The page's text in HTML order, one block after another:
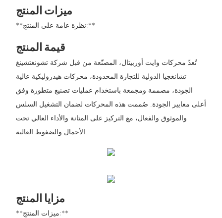
ميزات المنتج
**نظرة عامة على المنتج:**
قيمة المنتج
تُعدّ محركات وايت أوربيتال، المصنّعة من قبل شركة تشونغتشينغ
تشانغجيا الدولية للتجارة المحدودة، محركات هيدروليكية عالية
الجودة، مصممة ومجمعة باستخدام عمليات تصنيع متطورة وفق
أعلى معايير الجودة. صُممت هذه المحركات لضمان التشغيل السلس
والموثوق والفعال، مع التركيز على المتانة والأداء العالي تحت
مزايا المنتج
**ميزات المنتج:**